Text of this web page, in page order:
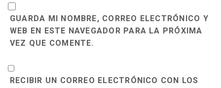
GUARDA MI NOMBRE, CORREO ELECTRÓNICO Y
WEB EN ESTE NAVEGADOR PARA LA PRÓXIMA
VEZ QUE COMENTE.
RECIBIR UN CORREO ELECTRÓNICO CON LOS